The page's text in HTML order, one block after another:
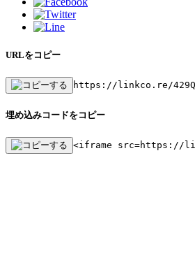
URLをコピー
https://linkco.re/
埋め込みコードをコピー
<iframe src=https://